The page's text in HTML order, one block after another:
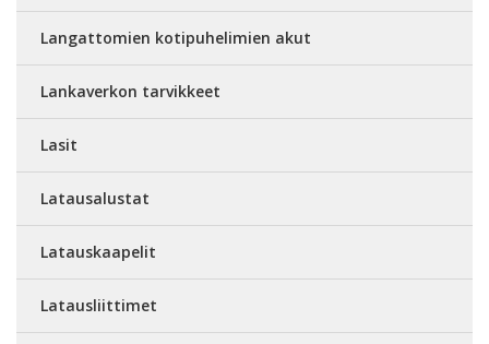
Langattomien kotipuhelimien akut
Lankaverkon tarvikkeet
Lasit
Latausalustat
Latauskaapelit
Latausliittimet